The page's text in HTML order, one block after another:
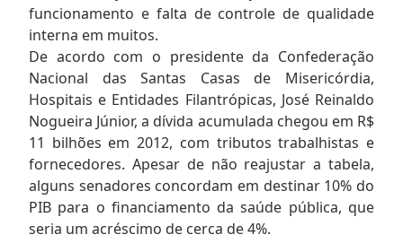
funcionamento e falta de controle de qualidade
interna em muitos.
De acordo com o presidente da Confederação
Nacional das Santas Casas de Misericórdia,
Hospitais e Entidades Filantrópicas, José Reinaldo
Nogueira Júnior, a dívida acumulada chegou em R$
11 bilhões em 2012, com tributos trabalhistas e
fornecedores. Apesar de não reajustar a tabela,
alguns senadores concordam em destinar 10% do
PIB para o financiamento da saúde pública, que
seria um acréscimo de cerca de 4%.